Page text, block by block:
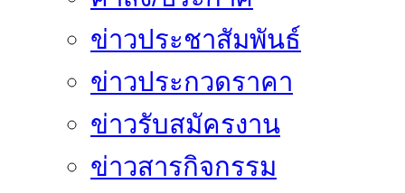
ข่าวประชาสัมพันธ์
ข่าวประกวดราคา
ข่าวรับสมัครงาน
ข่าวสารกิจกรรม